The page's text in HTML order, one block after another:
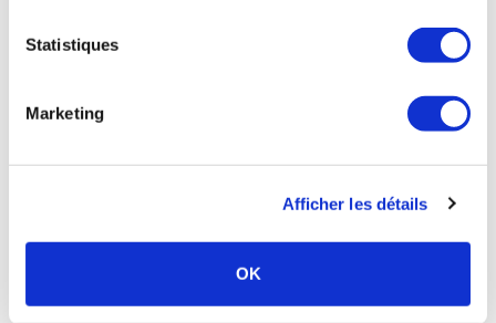
Statistiques
Marketing
Afficher les détails
OK
Poser une question